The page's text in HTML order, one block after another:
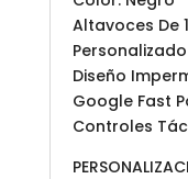
Altavoces De
Personalizado
Diseño
Google Fast
Controles